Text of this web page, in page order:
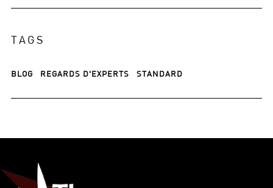
TAGS
BLOG REGARDS D'EXPERTS STANDARD